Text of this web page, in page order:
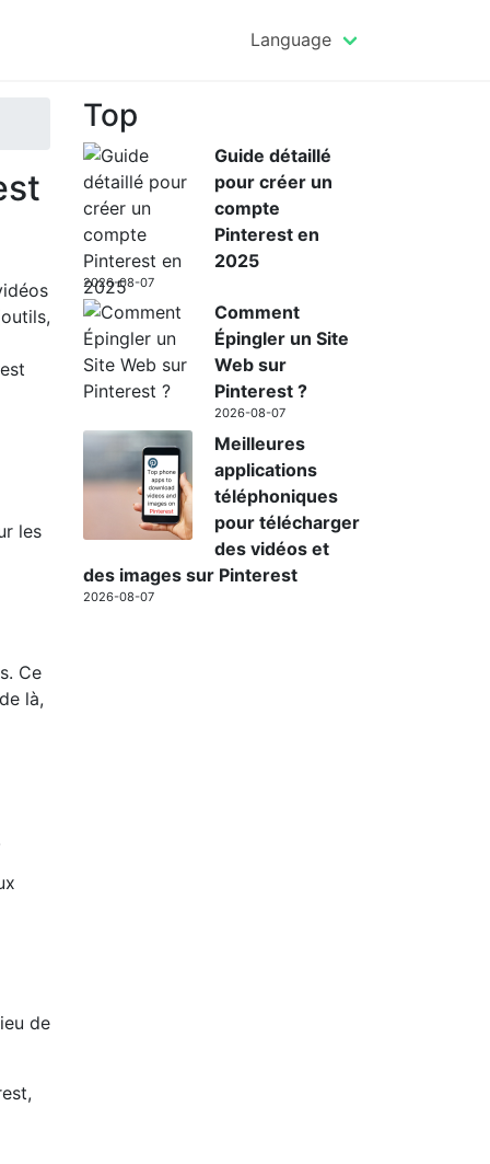
Language
les
Ce
là,
de
Top
Guide détaillé
pour créer un
compte
Pinterest en
2025
2026-08-07
Comment
Épingler un Site
Web sur
Pinterest ?
2026-08-07
Meilleures
applications
téléphoniques
pour télécharger
des vidéos et
des images sur Pinterest
2026-08-07